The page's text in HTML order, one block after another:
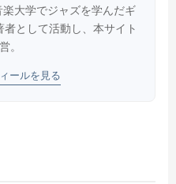
大学でジャズを学んだギ
として活動し、本サイト
。
ールを見る